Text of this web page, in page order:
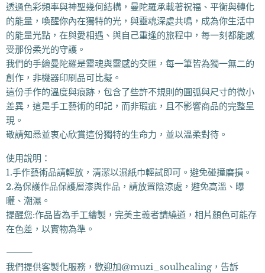
透過色彩頻率與神聖幾何結構，曼陀羅承載著祝福、平衡與轉化
的能量，喚醒你內在獨特的光，與靈魂深處共鳴，成為你生活中
的能量光點，在與愛相遇、與自己重逢的旅程中，每一刻都能感
受那份柔光的守護。
我們的手繪曼陀羅是靈魂與靈感的交匯，每一筆皆為獨一無二的
創作，非機器印刷品可比擬。
這份手作的溫度與痕跡，包含了些許不規則的圓弧與尺寸的微小
差異，這是手工藝術的印記，而非瑕疵，且不影響商品的完整呈
現。
敬請知悉並衷心欣賞這份獨特的生命力，並以溫柔對待。
使用說明：
1.手作藝術品請輕放，清潔以濕紙巾輕試即可。避免碰撞磨損。
2.為保護作品保護層漆與作品，請放置陰涼處，避免高溫、曝
曬、潮濕。
提醒您:作品皆為手工繪製，完美主義者請繞道，相片顏色可能存
在色差，以實物為準。
⸻
我們提供客製化服務，歡迎加@muzi_soulhealing，告訴